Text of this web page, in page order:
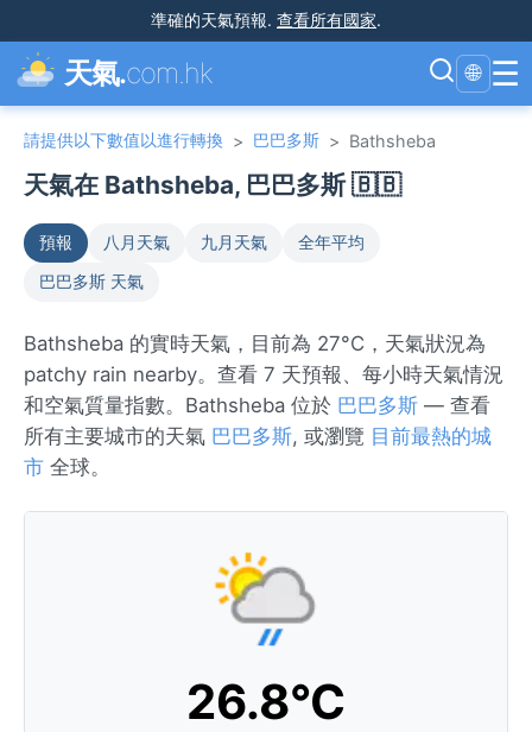
準確的天氣預報. 查看所有國家.
天氣.com.hk 🌐 ☰
請提供以下數值以進行轉換 > 巴巴多斯 > Bathsheba
天氣在 Bathsheba, 巴巴多斯 🇧🇧
預報 八月天氣 九月天氣
全年平均
巴巴多斯 天氣
Bathsheba 的實時天氣，目前為 27°C，天氣狀況為
patchy rain nearby。查看 7 天預報、每小時天氣情況
和空氣質量指數。Bathsheba 位於 巴巴多斯 — 查看
所有主要城市的天氣 巴巴多斯, 或瀏覽 目前最熱的城
市 全球。
26.8°C